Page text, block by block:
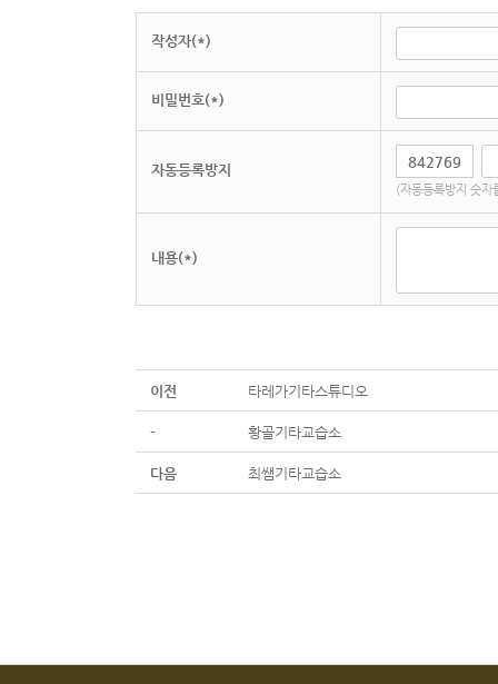
작성자(*)
비밀번호(*)
자동등록방지
(자동등록방지 숫자
내용(*)
이전 타레가기타스튜디오
- 황골기타교습소
다음 최쌤기타교습소